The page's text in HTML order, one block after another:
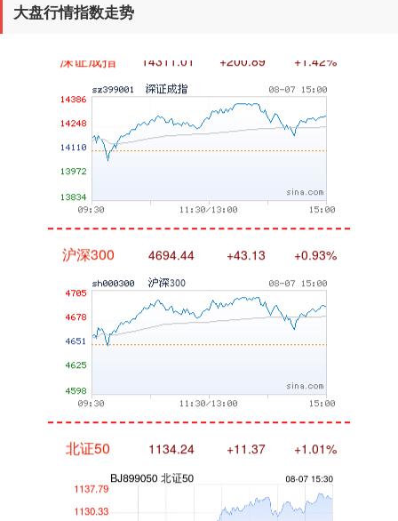
大盘行情指数走势
沪深300 4694.44 +43.13 +0.93%
北证50 1134.24 +11.37 +1.01%